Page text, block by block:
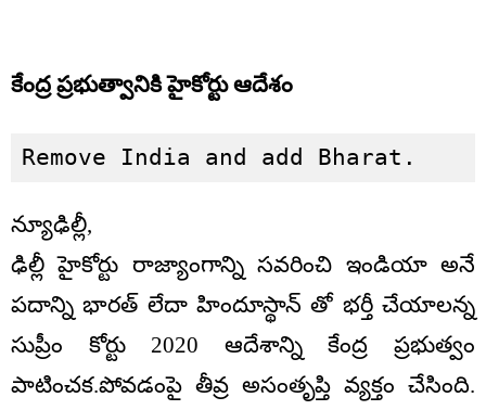
కేంద్ర ప్రభుత్వానికి హైకోర్టు ఆదేశం
Remove India and add Bharat.
న్యూఢిల్లీ,
ఢిల్లీ హైకోర్టు రాజ్యాంగాన్ని సవరించి ఇండియా అనే
పదాన్ని భారత్ లేదా హిందూస్థాన్ తో భర్తీ చేయాలన్న
సుప్రీం కోర్టు 2020 ఆదేశాన్ని కేంద్ర ప్రభుత్వం
పాటించక.పోవడంపై తీవ్ర అసంతృప్తి వ్యక్తం చేసింది.